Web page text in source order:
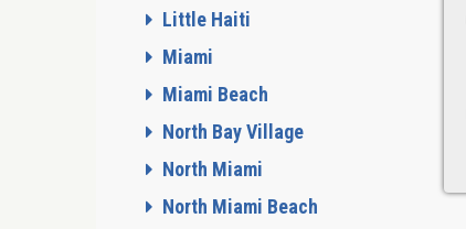
Little Haiti
Miami
Miami Beach
North Bay Village
North Miami
North Miami Beach